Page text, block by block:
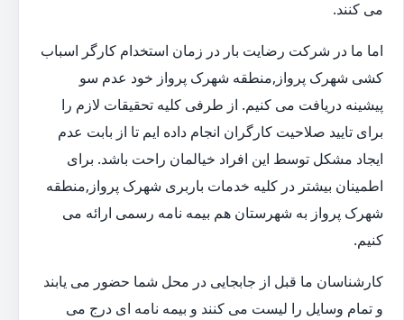
می کنند.
اما ما در شرکت رضایت بار در زمان استخدام کارگر اسباب
کشی شهرک پرواز,منطقه شهرک پرواز خود عدم سو
پیشینه دریافت می کنیم. از طرفی کلیه تحقیقات لازم را
برای تایید صلاحیت کارگران انجام داده ایم تا از بابت عدم
ایجاد مشکل توسط این افراد خیالمان راحت باشد. برای
اطمینان بیشتر در کلیه خدمات باربری شهرک پرواز,منطقه
شهرک پرواز به شهرستان هم بیمه نامه رسمی ارائه می
کنیم.
کارشناسان ما قبل از جابجایی در محل شما حضور می یابند
و تمام وسایل را لیست می کنند و بیمه نامه ای درج می